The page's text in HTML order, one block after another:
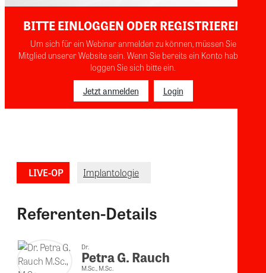
BITTE EINLOGGEN ODER REGISTRIEREN
Um sich für ein Webinar anmelden zu können, müssen Sie
Mitglied unserer Website sein. Wenn Sie bereits ein Konto haben,
loggen Sie sich bitte ein.
Jetzt anmelden
Login
LIVE-OP Implantologie
Referenten-Details
Dr.
Petra G. Rauch
M.Sc., M.Sc.